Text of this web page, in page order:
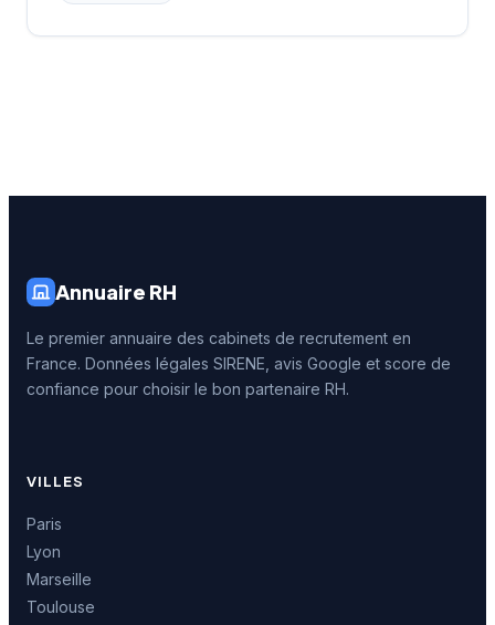
Annuaire RH
Le premier annuaire des cabinets de recrutement en
France. Données légales SIRENE, avis Google et score de
confiance pour choisir le bon partenaire RH.
VILLES
Paris
Lyon
Marseille
Toulouse